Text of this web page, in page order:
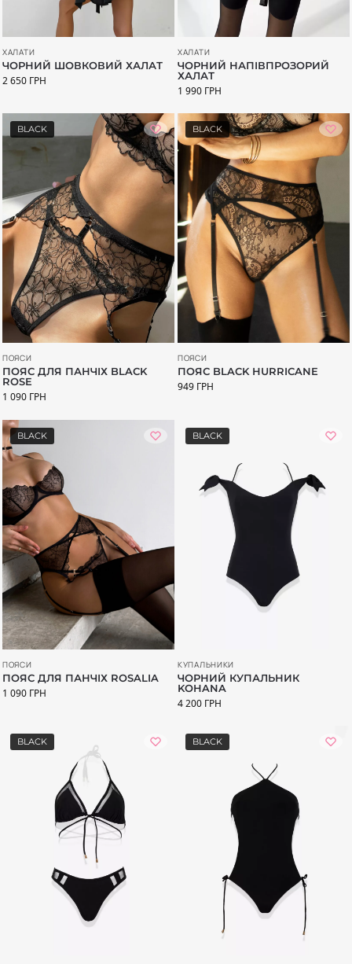
ХАЛАТИ
ЧОРНИЙ ШОВКОВИЙ ХАЛАТ
2 650 ГРН
ХАЛАТИ
ЧОРНИЙ НАПІВПРОЗОРИЙ
ХАЛАТ
1 990 ГРН
BLACK
ПОЯСИ
ПОЯС ДЛЯ ПАНЧІХ BLACK
ROSE
1 090 ГРН
BLACK
ПОЯСИ
ПОЯС BLACK HURRICANE
949 ГРН
BLACK
ПОЯСИ
ПОЯС ДЛЯ ПАНЧІХ ROSALIA
1 090 ГРН
BLACK
КУПАЛЬНИКИ
ЧОРНИЙ КУПАЛЬНИК
KOHANA
4 200 ГРН
BLACK BLACK